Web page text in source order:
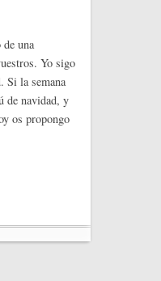
una
Yo sigo
Si la semana
de navidad, y
os propongo